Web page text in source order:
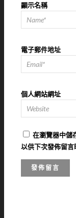
顯示名稱
電子郵件地址
個人網站網址
在瀏覽器中儲
以供下次發佈留言